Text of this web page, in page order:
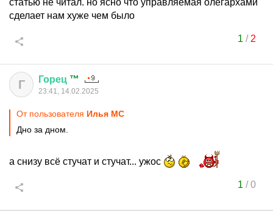
статью не читал. но ясно что управляемая олегархами
сделает нам хуже чем было
1 / 2
Г Горец ™
23:41, 14.02.2025
От пользователя Илья MC
Дно за дном.
а снизу всё стучат и стучат... ужос
1 /0